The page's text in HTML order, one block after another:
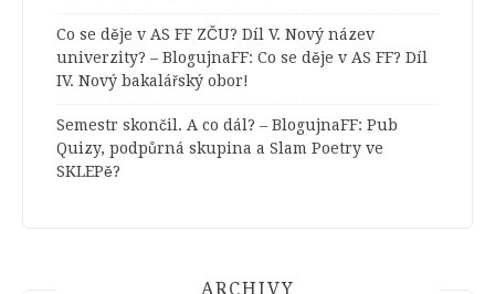
Co se děje v AS FF ZČU? Díl V. Nový název
univerzity? – BlogujnaFF: Co se děje v AS FF? Díl
IV. Nový bakalářský obor!
Semestr skončil. A co dál? – BlogujnaFF: Pub
Quizy, podpůrná skupina a Slam Poetry ve
SKLEPě?
ARCHIVY